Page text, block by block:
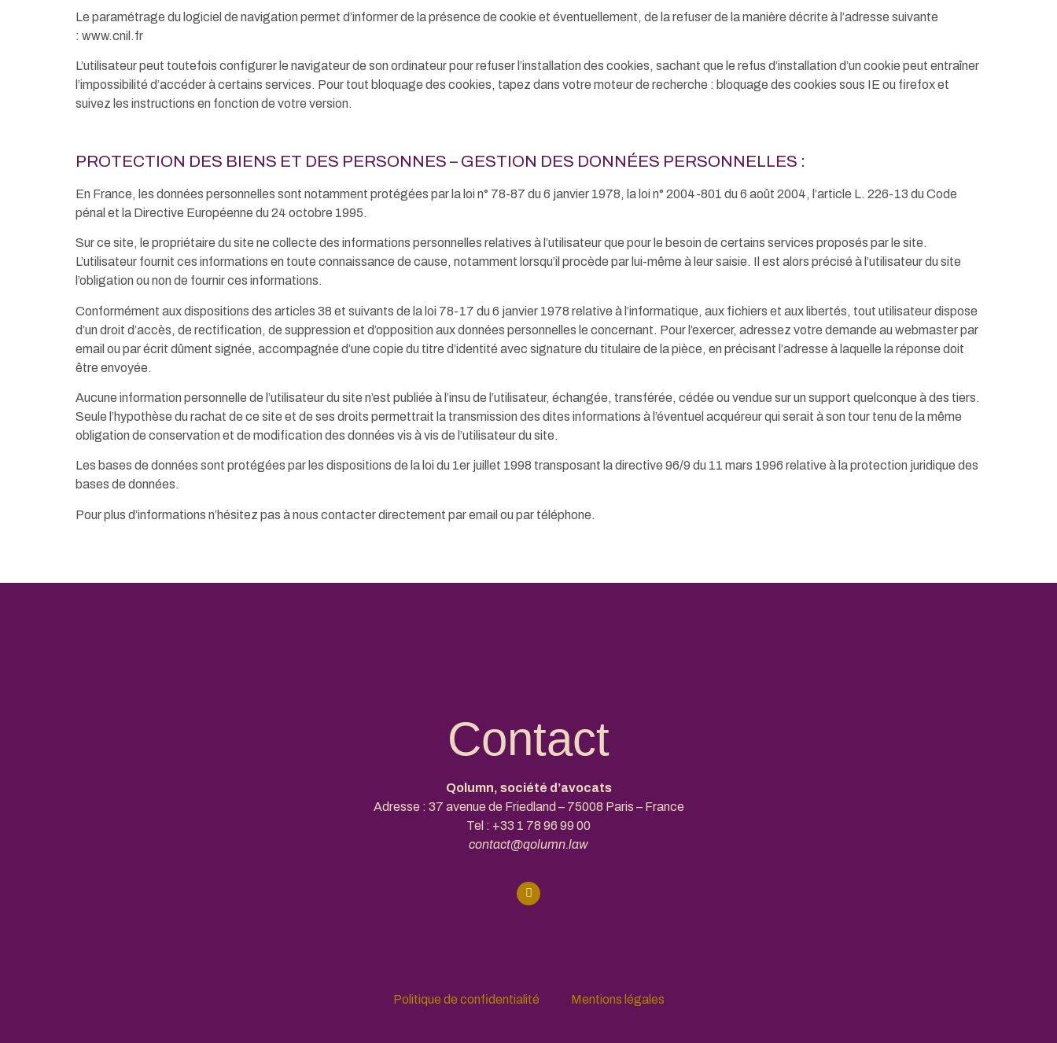
Le paramétrage du logiciel de navigation permet d’informer de la présence de cookie et éventuellement, de la refuser de la manière décrite à l’adresse suivante
: www.cnil.fr
L’utilisateur peut toutefois configurer le navigateur de son ordinateur pour refuser l’installation des cookies, sachant que le refus d’installation d’un cookie peut entraîner
l’impossibilité d’accéder à certains services. Pour tout bloquage des cookies, tapez dans votre moteur de recherche : bloquage des cookies sous IE ou firefox et
suivez les instructions en fonction de votre version.
PROTECTION DES BIENS ET DES PERSONNES – GESTION DES DONNÉES PERSONNELLES :
En France, les données personnelles sont notamment protégées par la loi n° 78-87 du 6 janvier 1978, la loi n° 2004-801 du 6 août 2004, l’article L. 226-13 du Code
pénal et la Directive Européenne du 24 octobre 1995.
Sur ce site, le propriétaire du site ne collecte des informations personnelles relatives à l’utilisateur que pour le besoin de certains services proposés par le site.
L’utilisateur fournit ces informations en toute connaissance de cause, notamment lorsqu’il procède par lui-même à leur saisie. Il est alors précisé à l’utilisateur du site
l’obligation ou non de fournir ces informations.
Conformément aux dispositions des articles 38 et suivants de la loi 78-17 du 6 janvier 1978 relative à l’informatique, aux fichiers et aux libertés, tout utilisateur dispose
d’un droit d’accès, de rectification, de suppression et d’opposition aux données personnelles le concernant. Pour l’exercer, adressez votre demande au webmaster par
email ou par écrit dûment signée, accompagnée d’une copie du titre d’identité avec signature du titulaire de la pièce, en précisant l’adresse à laquelle la réponse doit
être envoyée.
Aucune information personnelle de l’utilisateur du site n’est publiée à l’insu de l’utilisateur, échangée, transférée, cédée ou vendue sur un support quelconque à des tiers.
Seule l’hypothèse du rachat de ce site et de ses droits permettrait la transmission des dites informations à l’éventuel acquéreur qui serait à son tour tenu de la même
obligation de conservation et de modification des données vis à vis de l’utilisateur du site.
Les bases de données sont protégées par les dispositions de la loi du 1er juillet 1998 transposant la directive 96/9 du 11 mars 1996 relative à la protection juridique des
bases de données.
Pour plus d’informations n’hésitez pas à nous contacter directement par email ou par téléphone.
Contact
Qolumn, société d’avocats
Adresse : 37 avenue de Friedland – 75008 Paris – France
Tel : +33 1 78 96 99 00
contact@qolumn.law
Politique de confidentialité Mentions légales